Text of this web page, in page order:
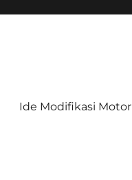
Ide Modifikasi Motor